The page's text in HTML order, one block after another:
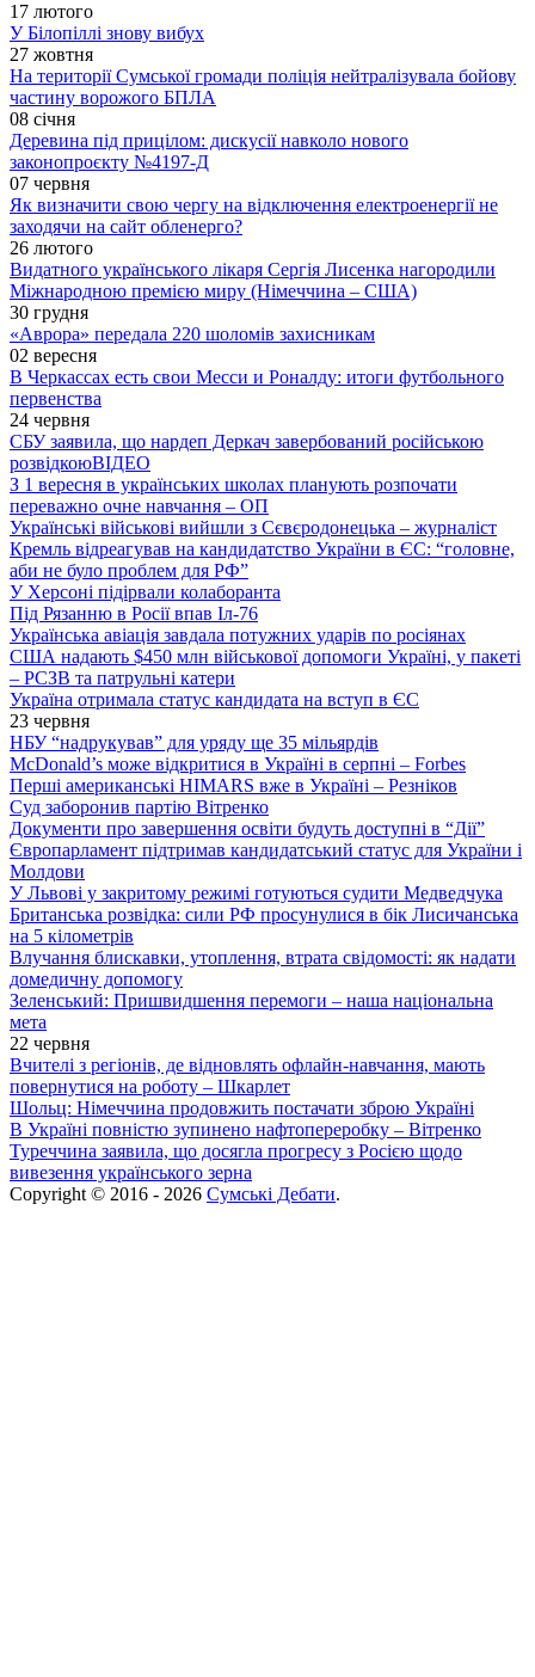
17 лютого
У Білопіллі знову вибух
27 жовтня
На території Сумської громади поліція нейтралізувала бойову
частину ворожого БПЛА
08 січня
Деревина під прицілом: дискусії навколо нового
законопроєкту №4197-Д
07 червня
Як визначити свою чергу на відключення електроенергії не
заходячи на сайт обленерго?
26 лютого
Видатного українського лікаря Сергія Лисенка нагородили
Міжнародною премією миру (Німеччина – США)
30 грудня
«Аврора» передала 220 шоломів захисникам
02 вересня
В Черкассах есть свои Месси и Роналду: итоги футбольного
первенства
24 червня
СБУ заявила, що нардеп Деркач завербований російською
розвідкоюВІДЕО
З 1 вересня в українських школах планують розпочати
переважно очне навчання – ОП
Українські військові вийшли з Сєвєродонецька – журналіст
Кремль відреагував на кандидатство України в ЄС: “головне,
аби не було проблем для РФ”
У Херсоні підірвали колаборанта
Під Рязанню в Росії впав Іл-76
Українська авіація завдала потужних ударів по росіянах
США надають $450 млн військової допомоги Україні, у пакеті
– РСЗВ та патрульні катери
Україна отримала статус кандидата на вступ в ЄС
23 червня
НБУ “надрукував” для уряду ще 35 мільярдів
McDonald’s може відкритися в Україні в серпні – Forbes
Перші американські HIMARS вже в Україні – Резніков
Суд заборонив партію Вітренко
Документи про завершення освіти будуть доступні в “Дії”
Європарламент підтримав кандидатський статус для України і
Молдови
У Львові у закритому режимі готуються судити Медведчука
Британська розвідка: сили РФ просунулися в бік Лисичанська
на 5 кілометрів
Влучання блискавки, утоплення, втрата свідомості: як надати
домедичну допомогу
Зеленський: Пришвидшення перемоги – наша національна
мета
22 червня
Вчителі з регіонів, де відновлять офлайн-навчання, мають
повернутися на роботу – Шкарлет
Шольц: Німеччина продовжить постачати зброю Україні
В Україні повністю зупинено нафтопереробку – Вітренко
Туреччина заявила, що досягла прогресу з Росією щодо
вивезення українського зерна
Copyright © 2016 - 2026 Сумські Дебати.